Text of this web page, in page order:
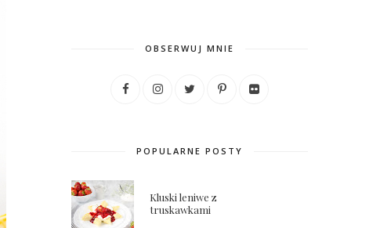
OBSERWUJ MNIE
POPULARNE POSTY
Kluski leniwe z
truskawkami